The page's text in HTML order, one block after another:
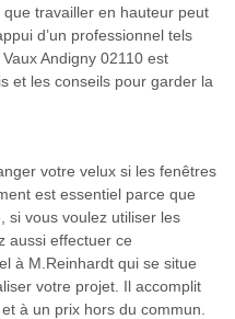
que travailler en hauteur peut
d’un professionnel tels
Andigny 02110 est
et les conseils pour garder la
votre velux si les fenêtres
est essentiel parce que
si vous voulez utiliser les
aussi effectuer ce
à M.Reinhardt qui se situe
votre projet. Il accomplit
à un prix hors du commun.